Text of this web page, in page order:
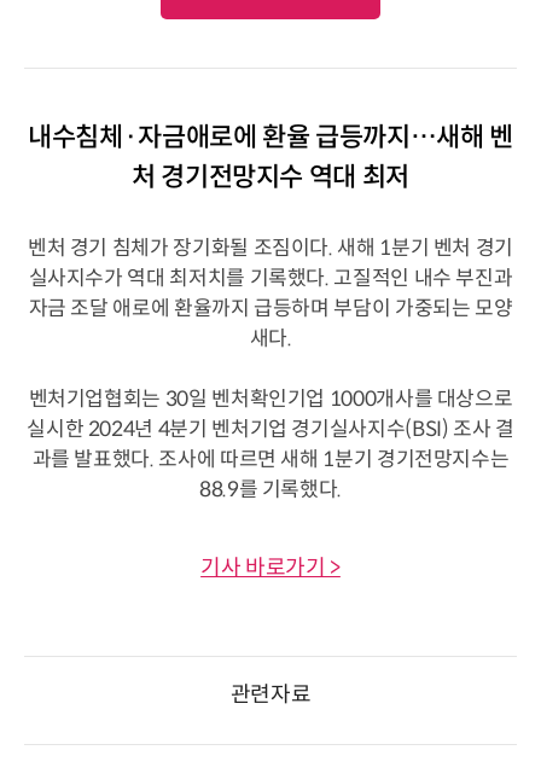
내수침체·자금애로에 환율 급등까지…새해 벤
처 경기전망지수 역대 최저
벤처 경기 침체가 장기화될 조짐이다. 새해 1분기 벤처 경기
실사지수가 역대 최저치를 기록했다. 고질적인 내수 부진과
자금 조달 애로에 환율까지 급등하며 부담이 가중되는 모양
새다.
벤처기업협회는 30일 벤처확인기업 1000개사를 대상으로
실시한 2024년 4분기 벤처기업 경기실사지수(BSI) 조사 결
과를 발표했다. 조사에 따르면 새해 1분기 경기전망지수는
88.9를 기록했다.
기사 바로가기 >
관련자료